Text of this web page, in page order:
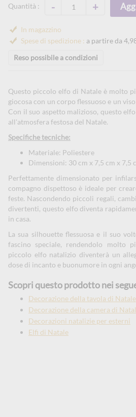
Quantità : - +
In magazzino
Spese di spedizione : a partire da
Reso possibile a condizioni
Questo piccolo elfo di Natale è molto
giocosa con un corpo flessuoso e un
Con il suo aspetto malizioso, questo
all'atmosfera festosa del Natale.
Specifiche tecniche:
Materiale: Poliestere
Dimensioni: 30 cm x 7,5 cm x 7,5
Perfettamente dimensionato per
compagno dispettoso è ideale per
feste. Nascondendo piccoli regali,
divertenti, questo elfo diventa
in casa.
La sua silhouette flessuosa e il suo
fascino speciale, rendendolo molto
piccolo elfo natalizio diventerà un
dose di incanto e buonumore in ogni
Scopri questo prodotto nei
Decorazione della tavola di Natale
Decorazione della camera di
Decorazioni natalizie per esterni
Elfi di Natale